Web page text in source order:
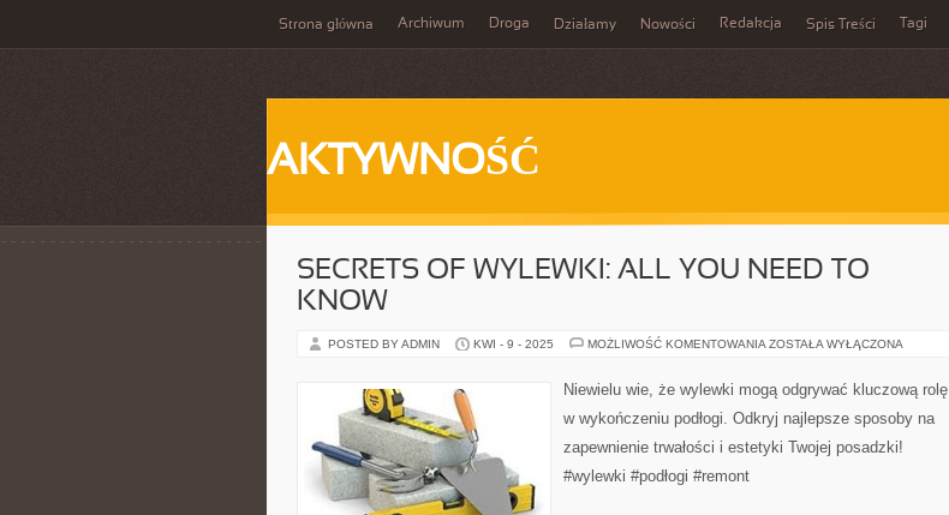
Strona główna Archiwum Droga Działamy Nowości Redakcja Spis Treści Tagi
AKTYWNOŚĆ
SECRETS OF WYLEWKI: ALL YOU NEED TO
KNOW
POSTED BY ADMIN KWI - 9 - 2025 MOŻLIWOŚĆ KOMENTOWANIA SECRETS
YOU
TO
ZOSTAŁA WYŁĄCZONA
Niewielu wie, że wylewki mogą odgrywać kluczową rolę
w wykończeniu podłogi. Odkryj najlepsze sposoby na
zapewnienie trwałości i estetyki Twojej posadzki!
#wylewki #podłogi #remont